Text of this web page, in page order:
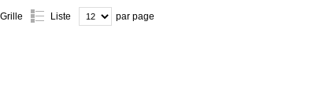
par page
Grille Liste